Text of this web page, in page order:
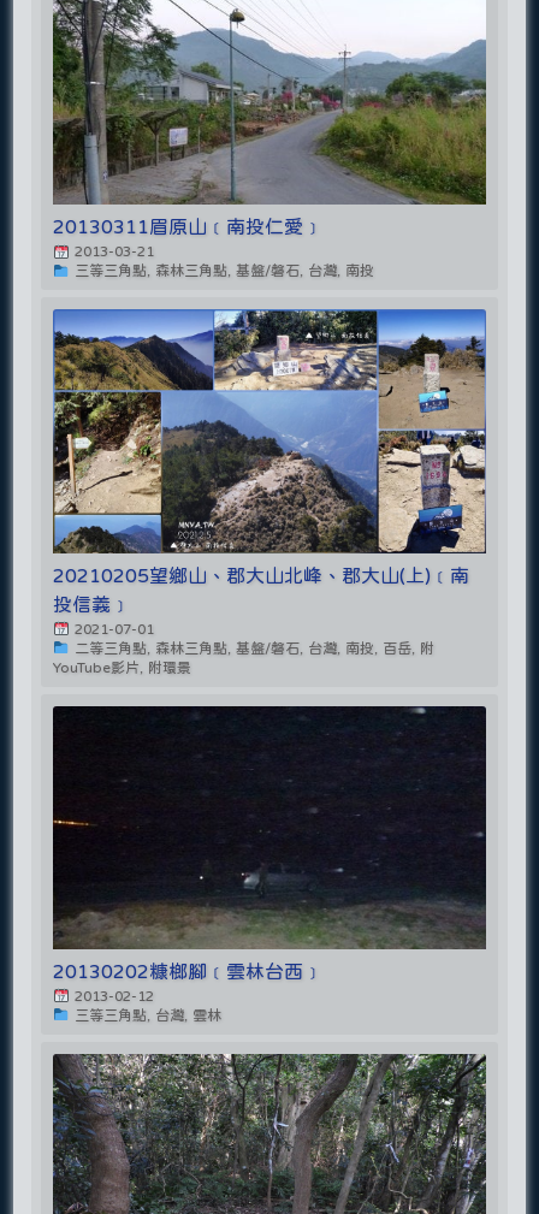
20130311眉原山﹝南投仁愛﹞
2013-03-21
三等三角點, 森林三角點, 基盤/磐石, 台灣, 南投
20210205望鄉山、郡大山北峰、郡大山(上)﹝南
投信義﹞
2021-07-01
二等三角點, 森林三角點, 基盤/磐石, 台灣, 南投, 百岳, 附
YouTube影片, 附環景
20130202糠榔腳﹝雲林台西﹞
2013-02-12
三等三角點, 台灣, 雲林